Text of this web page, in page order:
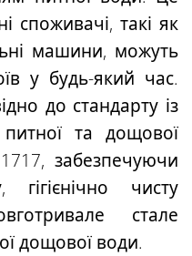
споживачі, такі як
машини, можуть
у будь-який час.
до стандарту із
та дощової
забезпечуючи
гігієнічно чисту
стале
дощової води.